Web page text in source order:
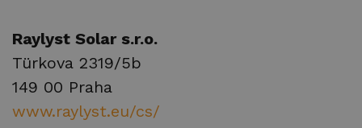
Raylyst Solar s.r.o.
Türkova 2319/5b
149 00 Praha
www.raylyst.eu/cs/